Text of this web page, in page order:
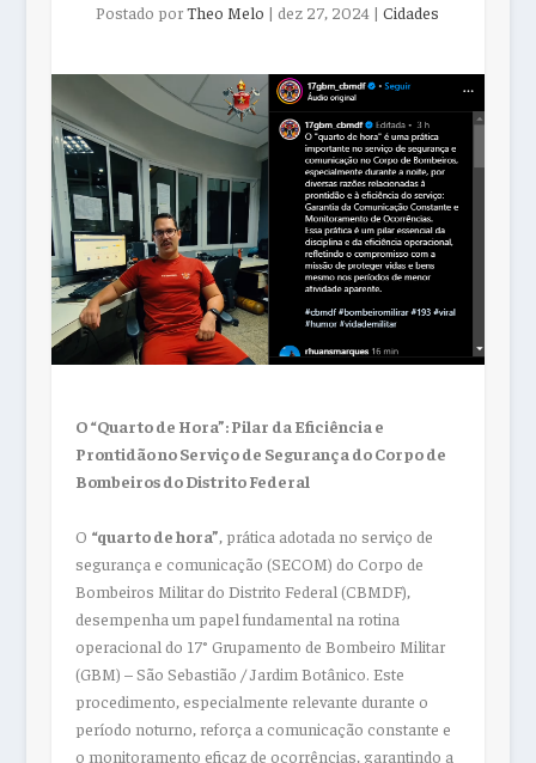
Postado porTheo Melo |dez 27, 2024 |Cidades
O “Quarto de Hora”: Pilar da Eficiência e
Prontidão no Serviço de Segurança do Corpo de
Bombeiros do Distrito Federal
O “quarto de hora” , prática adotada no serviço de
segurança e comunicação (SECOM) do Corpo de
Bombeiros Militar do Distrito Federal (CBMDF),
desempenha um papel fundamental na rotina
operacional do 17° Grupamento de Bombeiro Militar
(GBM) – São Sebastião / Jardim Botânico. Este
procedimento, especialmente relevante durante o
período noturno, reforça a comunicação constante e
o monitoramento eficaz de ocorrências, garantindo a